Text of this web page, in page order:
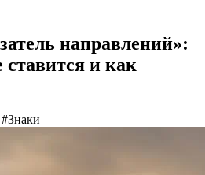
направлений»:
ставится и как
#Знаки